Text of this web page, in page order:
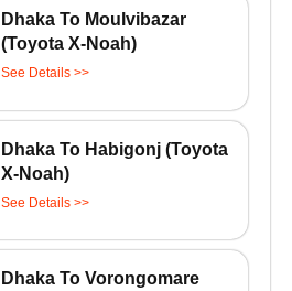
Dhaka To Moulvibazar
(Toyota X-Noah)
See Details >>
Dhaka To Habigonj (Toyota
X-Noah)
See Details >>
Dhaka To Vorongomare